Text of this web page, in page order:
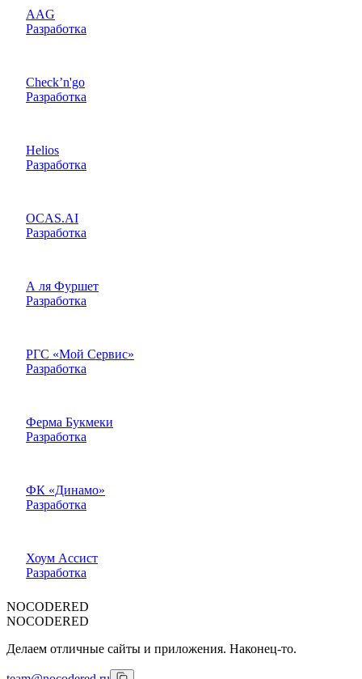
AAG
Разработка
Check’n'go
Разработка
Helios
Разработка
OCAS.AI
Разработка
А ля Фуршет
Разработка
РГС «Мой Сервис»
Разработка
Ферма Букмеки
Разработка
ФК «Динамо»
Разработка
Хоум Ассист
Разработка
NOCODERED
NOCODERED
Делаем отличные сайты и приложения. Наконец-то.